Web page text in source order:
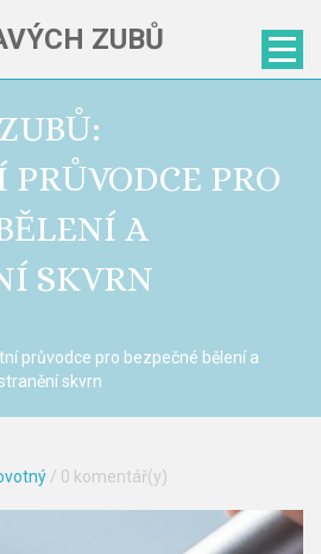
ZUBŮ
PRO
A
SKVRN
průvodce pro bezpečné bělení a
skvrn
/ 0 komentář(y)